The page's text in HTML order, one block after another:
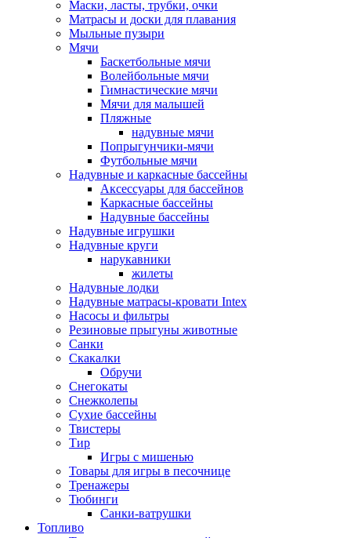
Маски, ласты, трубки, очки
Матрасы и доски для плавания
Мыльные пузыри
Мячи
Баскетбольные мячи
Волейбольные мячи
Гимнастические мячи
Мячи для малышей
Пляжные
надувные мячи
Попрыгунчики-мячи
Футбольные мячи
Надувные и каркасные бассейны
Аксессуары для бассейнов
Каркасные бассейны
Надувные бассейны
Надувные игрушки
Надувные круги
нарукавники
жилеты
Надувные лодки
Надувные матрасы-кровати Intex
Насосы и фильтры
Резиновые прыгуны животные
Санки
Скакалки
Обручи
Снегокаты
Снежколепы
Сухие бассейны
Твистеры
Тир
Игры с мишенью
Товары для игры в песочнице
Тренажеры
Тюбинги
Санки-ватрушки
Топливо